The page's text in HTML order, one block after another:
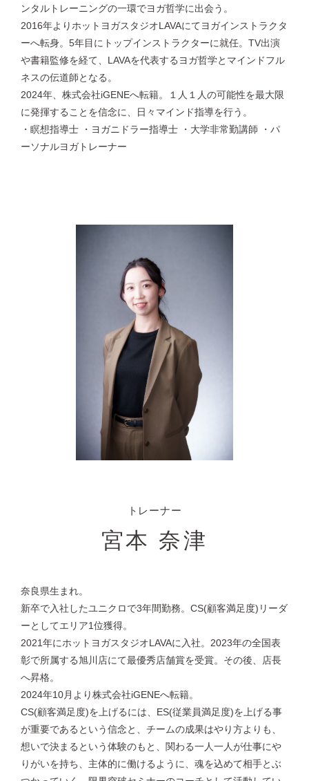
ンタルトレーニングの一環でヨガ哲学に出会う。
2016年よりホットヨガスタジオLAVAにてヨガインストラクタ
ーへ転身。5年目にトップインストラクターに就任。TV出演
や書籍監修を経て、LAVAを代表するヨガ哲学とマインドフル
ネスの伝道師となる。
2024年、株式会社iGENEへ転籍。１人１人の可能性を最大限
に発揮することを信念に、日々マインド指導を行う。
・瞑想指導士 ・ヨガニドラー指導士 ・大学非常勤講師 ・パ
ーソナルヨガトレーナー
トレーナー
宮本 奈津
奈良県生まれ。
新卒で入社したユニクロで3年間勤務。CS(顧客満足度)リーダ
ーとしてエリア1位獲得。
2021年にホットヨガスタジオLAVAに入社。2023年の全国表
彰で所属する旭川店にて最優秀店舗賞を受賞。その後、店長
へ昇格。
2024年10月より株式会社iGENEへ転籍。
CS(顧客満足度)を上げるには、ES(従業員満足度)を上げる事
が重要であるという信念と、チームの成果はやり方よりも、
想いで決まるという体験のもと、関わる一人一人が仕事にや
りがいを持ち、主体的に働けるように、魂を込めて相手とぶ